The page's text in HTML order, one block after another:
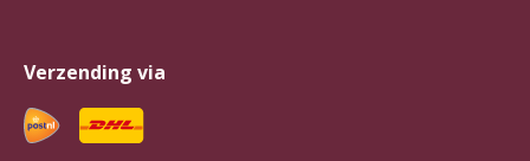
Verzending via